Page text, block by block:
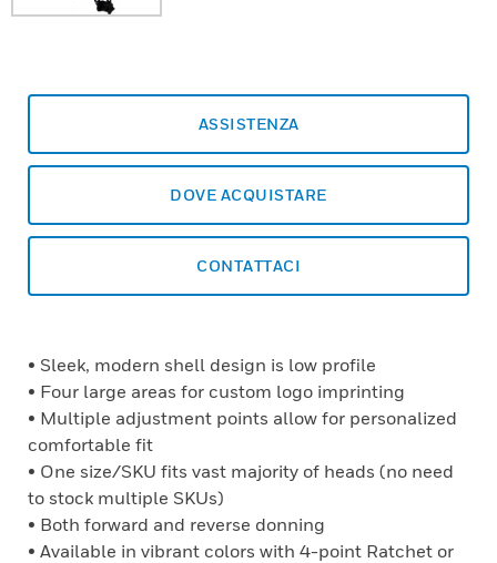
ASSISTENZA
DOVE ACQUISTARE
CONTATTACI
• Sleek, modern shell design is low profile
• Four large areas for custom logo imprinting
• Multiple adjustment points allow for personalized
comfortable fit
• One size/SKU fits vast majority of heads (no need
to stock multiple SKUs)
• Both forward and reverse donning
• Available in vibrant colors with 4-point Ratchet or